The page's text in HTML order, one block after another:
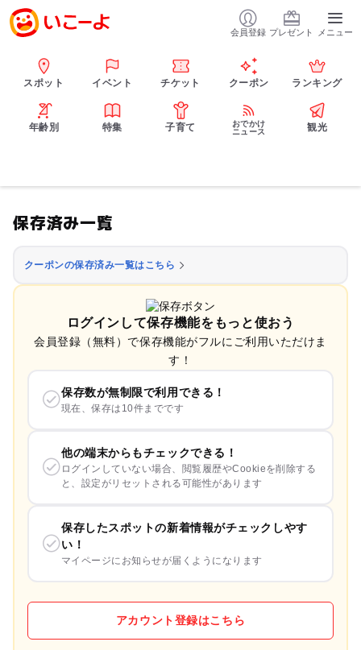
会員登録 プレゼント メニュー
スポット イベント チケット クーポン ランキング
年齢別 特集 子育て
おでかけ
ニュース
観光
保存済み一覧
クーポンの保存済み一覧はこちら
ログインして保存機能をもっと使おう
会員登録（無料）で保存機能がフルにご利用いただけま
す！
保存数が無制限で利用できる！
現在、保存は10件までです
他の端末からもチェックできる！
ログインしていない場合、閲覧履歴やCookieを削除する
と、設定がリセットされる可能性があります
保存したスポットの新着情報がチェックしやす
い！
マイページにお知らせが届くようになります
アカウント登録はこちら